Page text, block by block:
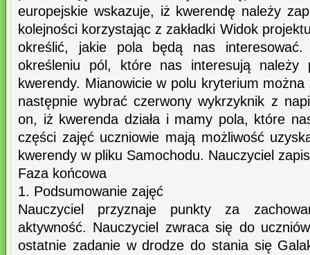
europejskie wskazuje, iż kwerendę należy
kolejności korzystając z zakładki Widok
określić, jakie pola będą nas
określeniu pól, które nas interesują należy
kwerendy. Mianowicie w polu kryterium
następnie wybrać czerwony wykrzyknik z
on, iż kwerenda działa i mamy pola, które
części zajęć uczniowie mają możliwość
kwerendy w pliku Samochodu. Nauczyciel
Faza końcowa
1. Podsumowanie zajęć
Nauczyciel przyznaje punkty za
aktywność. Nauczyciel zwraca się do
ostatnie zadanie w drodze do stania się